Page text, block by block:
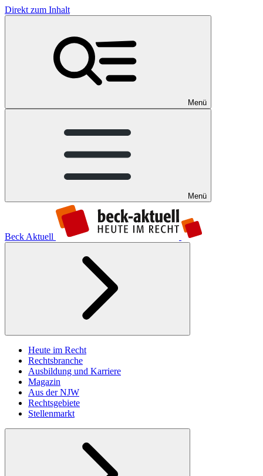
Direkt zum Inhalt
Menü
Menü
Beck Aktuell
Heute im Recht
Rechtsbranche
Ausbildung und Karriere
Magazin
Aus der NJW
Rechtsgebiete
Stellenmarkt